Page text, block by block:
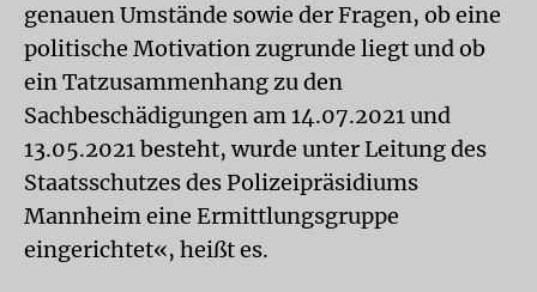
genauen Umstände sowie der Fragen, ob eine
politische Motivation zugrunde liegt und ob
ein Tatzusammenhang zu den
Sachbeschädigungen am 14.07.2021 und
13.05.2021 besteht, wurde unter Leitung des
Staatsschutzes des Polizeipräsidiums
Mannheim eine Ermittlungsgruppe
eingerichtet«, heißt es.